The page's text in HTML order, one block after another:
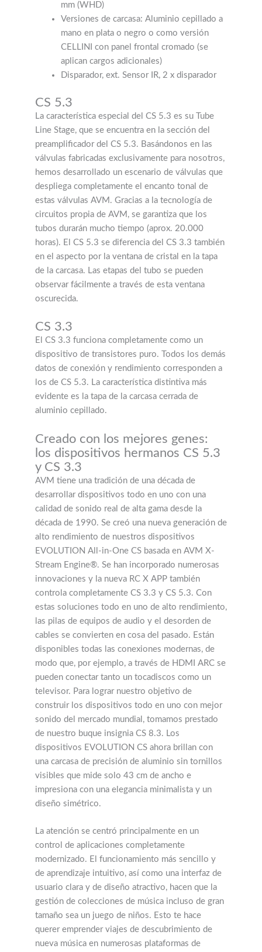
mm (WHD)
Versiones de carcasa: Aluminio cepillado a
mano en plata o negro o como versión
CELLINI con panel frontal cromado (se
aplican cargos adicionales)
Disparador, ext. Sensor IR, 2 x disparador
CS 5.3
La característica especial del CS 5.3 es su Tube
Line Stage, que se encuentra en la sección del
preamplificador del CS 5.3. Basándonos en las
válvulas fabricadas exclusivamente para nosotros,
hemos desarrollado un escenario de válvulas que
despliega completamente el encanto tonal de
estas válvulas AVM. Gracias a la tecnología de
circuitos propia de AVM, se garantiza que los
tubos durarán mucho tiempo (aprox. 20.000
horas). El CS 5.3 se diferencia del CS 3.3 también
en el aspecto por la ventana de cristal en la tapa
de la carcasa. Las etapas del tubo se pueden
observar fácilmente a través de esta ventana
oscurecida.
CS 3.3
El CS 3.3 funciona completamente como un
dispositivo de transistores puro. Todos los demás
datos de conexión y rendimiento corresponden a
los de CS 5.3. La característica distintiva más
evidente es la tapa de la carcasa cerrada de
aluminio cepillado.
Creado con los mejores genes:
los dispositivos hermanos CS 5.3
y CS 3.3
AVM tiene una tradición de una década de
desarrollar dispositivos todo en uno con una
calidad de sonido real de alta gama desde la
década de 1990. Se creó una nueva generación de
alto rendimiento de nuestros dispositivos
EVOLUTION All-in-One CS basada en AVM X-
Stream Engine®. Se han incorporado numerosas
innovaciones y la nueva RC X APP también
controla completamente CS 3.3 y CS 5.3. Con
estas soluciones todo en uno de alto rendimiento,
las pilas de equipos de audio y el desorden de
cables se convierten en cosa del pasado. Están
disponibles todas las conexiones modernas, de
modo que, por ejemplo, a través de HDMI ARC se
pueden conectar tanto un tocadiscos como un
televisor. Para lograr nuestro objetivo de
construir los dispositivos todo en uno con mejor
sonido del mercado mundial, tomamos prestado
de nuestro buque insignia CS 8.3. Los
dispositivos EVOLUTION CS ahora brillan con
una carcasa de precisión de aluminio sin tornillos
visibles que mide solo 43 cm de ancho e
impresiona con una elegancia minimalista y un
diseño simétrico.
La atención se centró principalmente en un
control de aplicaciones completamente
modernizado. El funcionamiento más sencillo y
de aprendizaje intuitivo, así como una interfaz de
usuario clara y de diseño atractivo, hacen que la
gestión de colecciones de música incluso de gran
tamaño sea un juego de niños. Esto te hace
querer emprender viajes de descubrimiento de
nueva música en numerosas plataformas de